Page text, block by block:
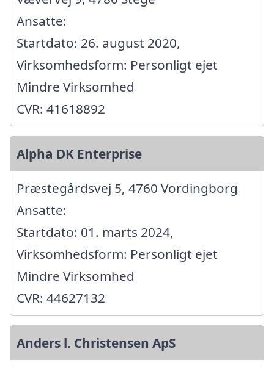
Ansatte:
Startdato: 26. august 2020,
Virksomhedsform: Personligt ejet
Mindre Virksomhed
CVR: 41618892
Alpha DK Enterprise
Præstegårdsvej 5, 4760 Vordingborg
Ansatte:
Startdato: 01. marts 2024,
Virksomhedsform: Personligt ejet
Mindre Virksomhed
CVR: 44627132
Anders l. Christensen ApS